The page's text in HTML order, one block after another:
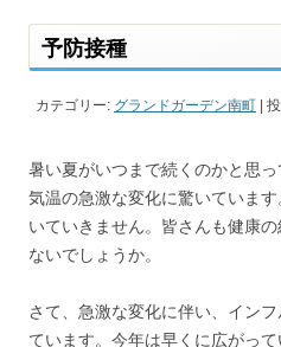
予防接種
カテゴリー: グランドガーデン南町 |
暑い夏がいつまで続くのかと思っ
気温の急激な変化に驚いていま
いていきません。皆さんも健康
ないでしょうか。
さて、急激な変化に伴い、イン
ています。今年は早くに広がって